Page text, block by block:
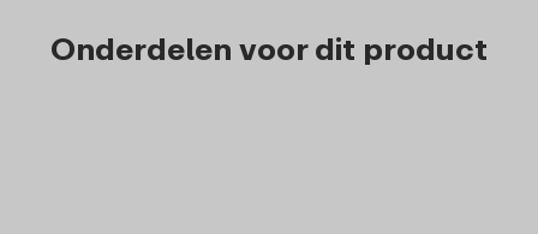
Onderdelen voor dit product